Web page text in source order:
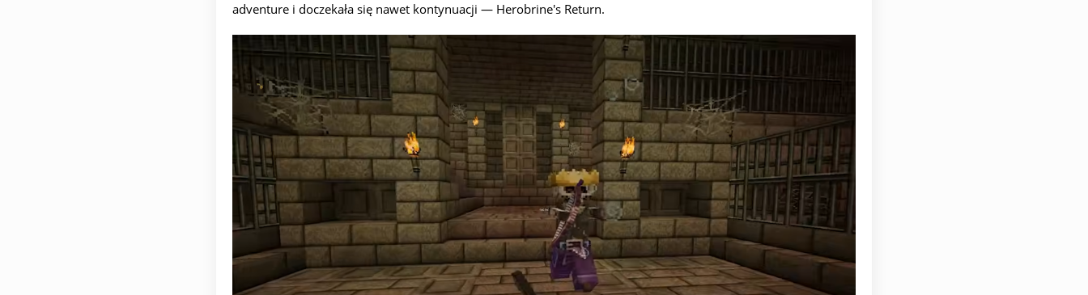
adventure i doczekała się nawet kontynuacji — Herobrine's Return.